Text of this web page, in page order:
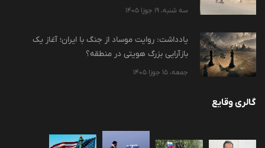
سه شنبه، 19 جوزا 1405
یادداشت: روایت موساد از جنگ با ایران؛ آغاز یک
بازآرایی بزرگ هویتی در منطقه؟
جمعه، 15 جوزا 1405
گالری وقایع